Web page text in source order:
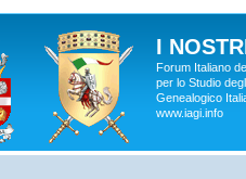
I
Forum Italiano
per lo Studio
Genealogico
www.iagi.info